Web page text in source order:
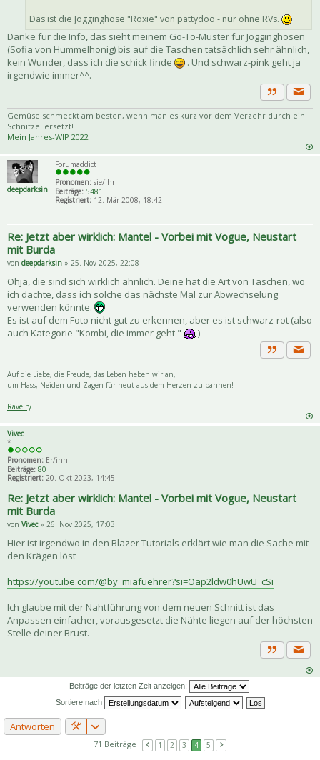
Das ist die Jogginghose "Roxie" von pattydoo - nur ohne RVs.
Danke für die Info, das sieht meinem Go-To-Muster für Jogginghosen
(Sofia von Hummelhonig) bis auf die Taschen tatsächlich sehr ähnlich,
kein Wunder, dass ich die schick finde
. Und schwarz-pink geht ja
irgendwie immer^^.
Zitat
Gemüse schmeckt am besten, wenn man es kurz vor dem Verzehr durch ein
Schnitzel ersetzt!
Mein Jahres-WIP 2022
deepdarksin
Forumaddict
Pronomen: sie/ihr
Beiträge: 5481
Registriert: 12. Mär 2008, 18:42
Re: Jetzt aber wirklich: Mantel - Vorbei mit Vogue, Neustart
mit Burda
von deepdarksin » 25. Nov 2025, 22:08
Ohja, die sind sich wirklich ähnlich. Deine hat die Art von Taschen, wo
ich dachte, dass ich solche das nächste Mal zur Abwechselung
verwenden könnte.
Es ist auf dem Foto nicht gut zu erkennen, aber es ist schwarz-rot (also
auch Kategorie "Kombi, die immer geht "
)
Zitat
Auf die Liebe, die Freude, das Leben heben wir an,
um Hass, Neiden und Zagen für heut aus dem Herzen zu bannen!
Ravelry
Vivec
*
Pronomen: Er/ihn
Beiträge: 80
Registriert: 20. Okt 2023, 14:45
Re: Jetzt aber wirklich: Mantel - Vorbei mit Vogue, Neustart
mit Burda
von Vivec» 26. Nov 2025, 17:03
Hier ist irgendwo in den Blazer Tutorials erklärt wie man die Sache mit
den Krägen löst
https://youtube.com/@by_miafuehrer?si=Oap2ldw0hUwU_cSi
Ich glaube mit der Nahtführung von dem neuen Schnitt ist das
Anpassen einfacher, vorausgesetzt die Nähte liegen auf der höchsten
Stelle deiner Brust.
Zitat
Beiträge der letzten Zeit anzeigen:
Sortiere nach
Antworten
71 Beiträge 1 2 3 4 5